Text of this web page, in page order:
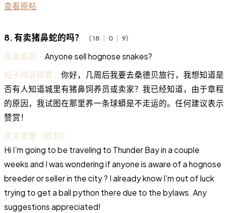
查看原帖
8. 有卖猪鼻蛇的吗？ （ 18 ｜ 0 ｜ 9）
英文原题： Anyone sell hognose snakes?
帖子内容摘要： 你好，几周后我要去桑德贝旅行，我想知道是
否有人知道城里有猪鼻饲养员或卖家？我已经知道，由于章程
的原因，我试图在那里养一条球蟒是不走运的。任何建议表示
赞赏！
英文摘录（核对）：
Hi I’m going to be traveling to Thunder Bay in a couple
weeks and I was wondering if anyone is aware of a hognose
breeder or seller in the city ? I already know I’m out of luck
trying to get a ball python there due to the bylaws. Any
suggestions appreciated!